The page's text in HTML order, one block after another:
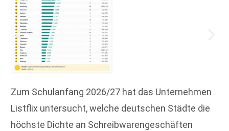
Zum Schulanfang 2026/27 hat das Unternehmen
Listflix untersucht, welche deutschen Städte die
höchste Dichte an Schreibwarengeschäften